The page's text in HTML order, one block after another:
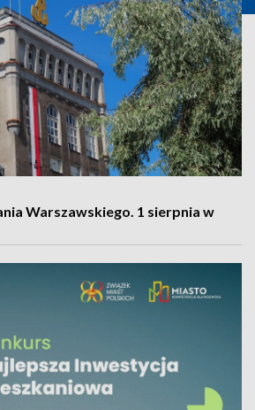
Warszawskiego. 1 sierpnia w